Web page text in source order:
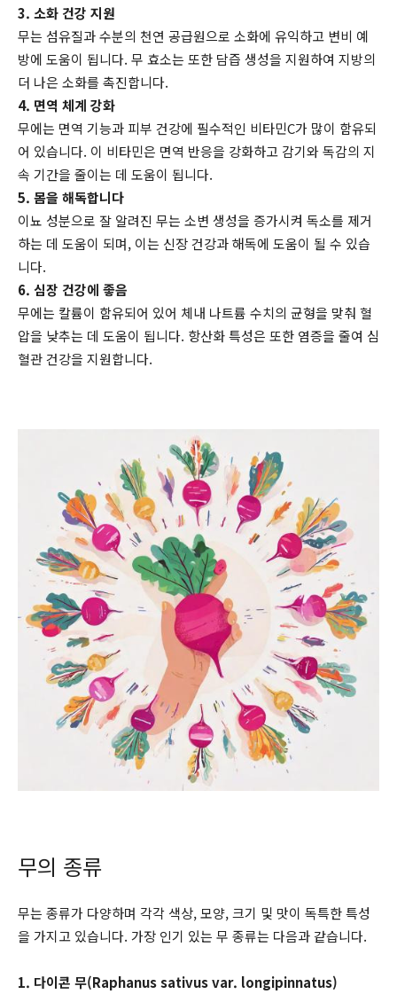
3. 소화 건강 지원
무는 섬유질과 수분의 천연 공급원으로 소화에 유익하고 변비 예
방에 도움이 됩니다. 무 효소는 또한 담즙 생성을 지원하여 지방의
더 나은 소화를 촉진합니다.
4. 면역 체계 강화
무에는 면역 기능과 피부 건강에 필수적인 비타민C가 많이 함유되
어 있습니다. 이 비타민은 면역 반응을 강화하고 감기와 독감의 지
속 기간을 줄이는 데 도움이 됩니다.
5. 몸을 해독합니다
이뇨 성분으로 잘 알려진 무는 소변 생성을 증가시켜 독소를 제거
하는 데 도움이 되며, 이는 신장 건강과 해독에 도움이 될 수 있습
니다.
6. 심장 건강에 좋음
무에는 칼륨이 함유되어 있어 체내 나트륨 수치의 균형을 맞춰 혈
압을 낮추는 데 도움이 됩니다. 항산화 특성은 또한 염증을 줄여 심
혈관 건강을 지원합니다.
무의 종류
무는 종류가 다양하며 각각 색상, 모양, 크기 및 맛이 독특한 특성
을 가지고 있습니다. 가장 인기 있는 무 종류는 다음과 같습니다.
1. 다이콘 무(Raphanus sativus var. longipinnatus)